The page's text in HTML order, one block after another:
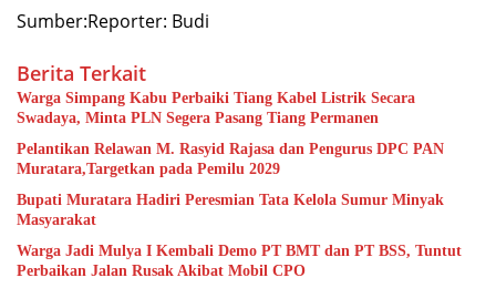
Sumber:Reporter: Budi
Berita Terkait
Warga Simpang Kabu Perbaiki Tiang Kabel Listrik Secara
Swadaya, Minta PLN Segera Pasang Tiang Permanen
Pelantikan Relawan M. Rasyid Rajasa dan Pengurus DPC PAN
Muratara,Targetkan pada Pemilu 2029
Bupati Muratara Hadiri Peresmian Tata Kelola Sumur Minyak
Masyarakat
Warga Jadi Mulya I Kembali Demo PT BMT dan PT BSS, Tuntut
Perbaikan Jalan Rusak Akibat Mobil CPO